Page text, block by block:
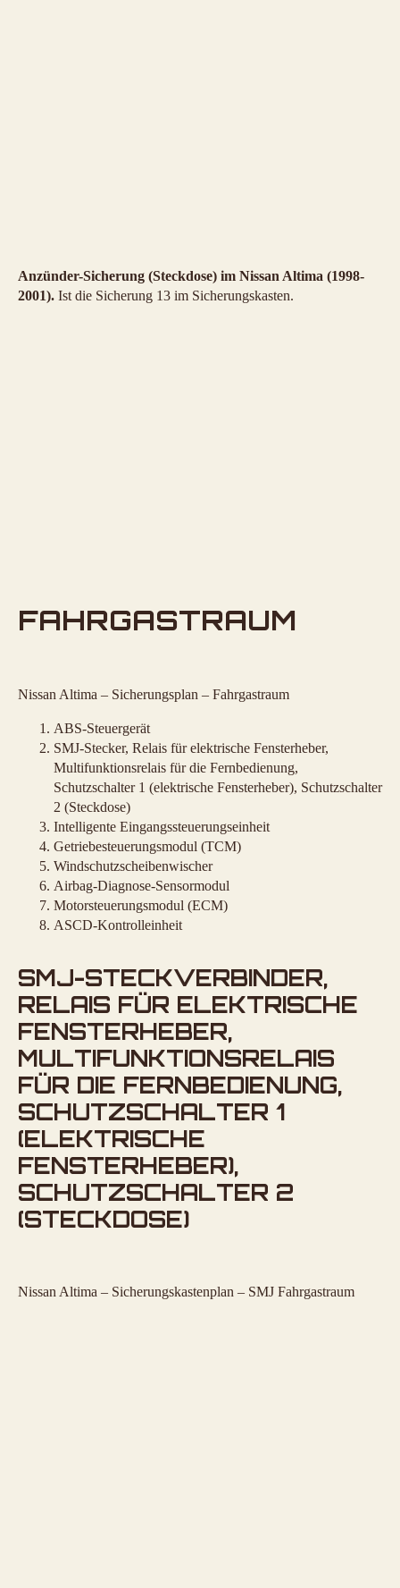
Anzünder-Sicherung (Steckdose) im Nissan Altima (1998-
2001). Ist die Sicherung 13 im Sicherungskasten.
FAHRGASTRAUM
Nissan Altima – Sicherungsplan – Fahrgastraum
ABS-Steuergerät
SMJ-Stecker, Relais für elektrische Fensterheber,
Multifunktionsrelais für die Fernbedienung,
Schutzschalter 1 (elektrische Fensterheber), Schutzschalter
2 (Steckdose)
Intelligente Eingangssteuerungseinheit
Getriebesteuerungsmodul (TCM)
Windschutzscheibenwischer
Airbag-Diagnose-Sensormodul
Motorsteuerungsmodul (ECM)
ASCD-Kontrolleinheit
SMJ-STECKVERBINDER,
RELAIS FÜR ELEKTRISCHE
FENSTERHEBER,
MULTIFUNKTIONSRELAIS
FÜR DIE FERNBEDIENUNG,
SCHUTZSCHALTER 1
(ELEKTRISCHE
FENSTERHEBER),
SCHUTZSCHALTER 2
(STECKDOSE)
Nissan Altima – Sicherungskastenplan – SMJ Fahrgastraum